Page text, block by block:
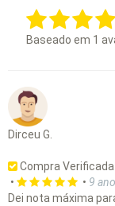
Baseado em 1
Dirceu G.
Compra Verificada
•
• 9
Dei nota máxima